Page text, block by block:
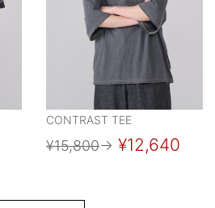
CONTRAST TEE
¥15,800→ ¥12,640